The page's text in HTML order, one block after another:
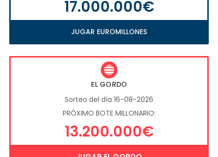
17.000.000€
JUGAR EUROMILLONES
EL GORDO
Sorteo del día 16-08-2026
PRÓXIMO BOTE MILLONARIO:
13.200.000€